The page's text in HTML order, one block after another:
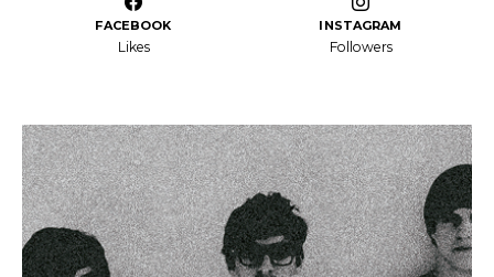
FACEBOOK
Likes
INSTAGRAM
Followers